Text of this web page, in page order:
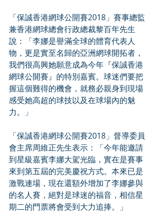
「保誠香港網球公開賽2018」賽事總監
兼香港網球總會行政總裁黎百年先生
說：「李娜是譽滿全球的體育代表人
物，更是實至名歸的亞洲網球開拓者，
我們很高興她願意成為今年『保誠香港
網球公開賽』的特別嘉賓。球迷們要把
握這個難得的機會，就務必親身到現場
感受她高超的球技以及在球場內的魅
力。」
「保誠香港網球公開賽2018」督導委員
會主席周維正先生表示：「今年能邀請
到星級嘉賓李娜大駕光臨，實在是賽事
來到第五屆的完美慶祝方式。本來已是
激戰連場，現在還額外增加了李娜參與
的名人賽，絕對是球迷的福音，相信星
期二的門票將會受到大力追捧。」